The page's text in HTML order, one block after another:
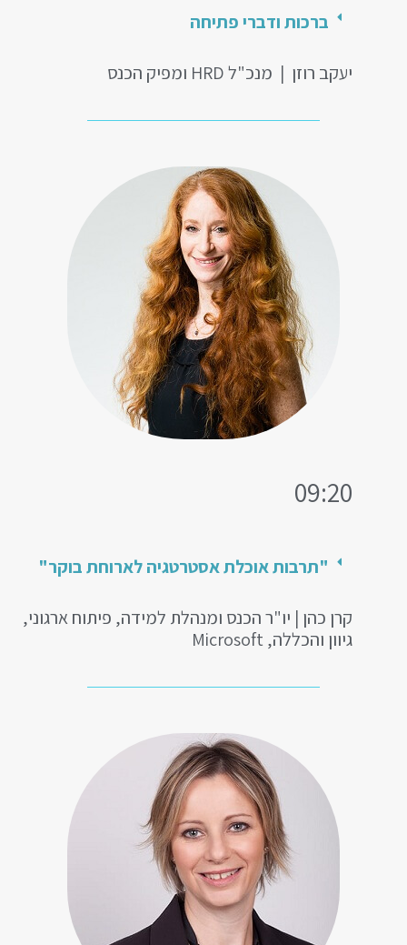
ברכות ודברי פתיחה
יעקב רוזן | מנכ"ל HRD ומפיק הכנס
09:20
"תרבות אוכלת אסטרטגיה לארוחת בוקר"
קרן כהן | יו"ר הכנס ומנהלת למידה, פיתוח ארגוני,
גיוון והכללה, Microsoft